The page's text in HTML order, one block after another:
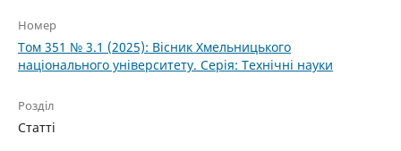
Номер
Том 351 № 3.1 (2025): Вісник Хмельницького
національного університету. Серія: Технічні науки
Розділ
Статті